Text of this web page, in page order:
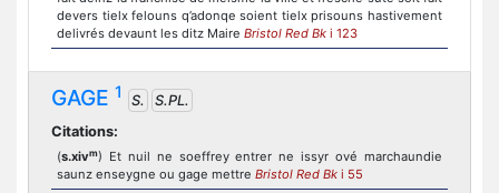
devers tielx felouns q’adonqe soient tielx prisouns hastivement
delivrés devaunt les ditz Maire Bristol Red Bk i 123
GAGE 1 S.
S.PL.
Citations:
(s.xivm) Et nuil ne soeffrey entrer ne issyr ové marchaundie
saunz enseygne ou gage mettre Bristol Red Bk i 55